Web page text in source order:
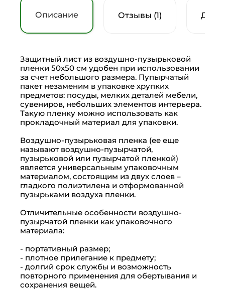
Описание Отзывы (1)
Защитный лист из воздушно-пузырьковой
пленки 50х50 см удобен при использовании
за счет небольшого размера. Пупырчатый
пакет незаменим в упаковке хрупких
предметов: посуды, мелких деталей мебели,
сувениров, небольших элементов интерьера.
Такую пленку можно использовать как
прокладочный материал для упаковки.
Воздушно-пузырьковая пленка (ее еще
называют воздушно-пузырчатой,
пузырьковой или пузырчатой пленкой)
является универсальным упаковочным
материалом, состоящим из двух слоев –
гладкого полиэтилена и отформованной
пузырьками воздуха пленки.
Отличительные особенности воздушно-
пузырчатой пленки как упаковочного
материала:
- портативный размер;
- плотное прилегание к предмету;
- долгий срок службы и возможность
повторного применения для обертывания и
сохранения вещей.